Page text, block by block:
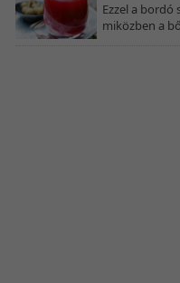
Ezzel a
miközben a